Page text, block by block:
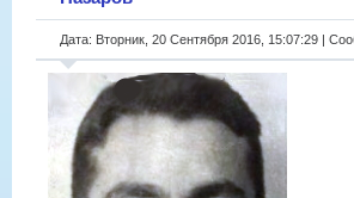
Дата: Вторник, 20 Сентября 2016, 15:07:29 |